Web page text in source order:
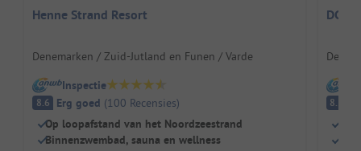
Henne Strand Resort
Denemarken / Zuid-Jutland en Funen / Varde
Inspectie
8.6 Erg goed (100 Recensies)
Op loopafstand van het Noordzeestrand
Binnenzwembad, sauna en wellness
DCU-
8.5